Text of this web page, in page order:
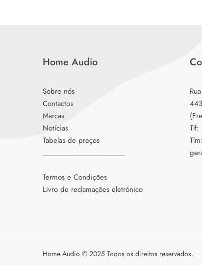
Home Audio
Sobre nós
Contactos
Marcas
Notícias
Tabelas de preços
Termos e Condições
Livro de reclamações eletrónico
Home Audio © 2025 Todos os direitos reservados.